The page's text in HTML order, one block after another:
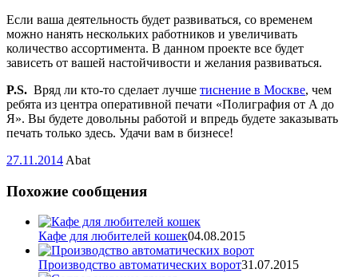
Если ваша деятельность будет развиваться, со временем
можно нанять нескольких работников и увеличивать
количество ассортимента. В данном проекте все будет
зависеть от вашей настойчивости и желания развиваться.
P.S. Вряд ли кто-то сделает лучше тиснение в Москве, чем
ребята из центра оперативной печати «Полиграфия от А до
Я». Вы будете довольны работой и впредь будете заказывать
печать только здесь. Удачи вам в бизнесе!
27.11.2014 Abat
Похожие сообщения
Кафе для любителей кошек04.08.2015
Производство автоматических ворот31.07.2015